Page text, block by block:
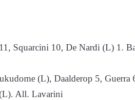
Squarcini 10, De Nardi (L) 1.
(L), Daalderop 5, Guerra
All. Lavarini